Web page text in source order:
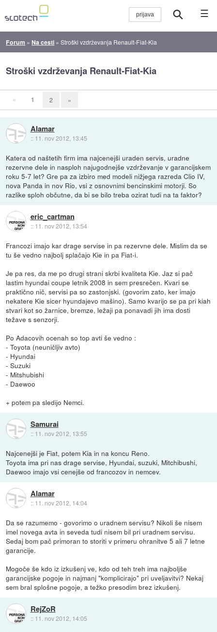
☰
Forum » Na cesti »Stroški vzdrževanja Renault-Fiat-Kia
Stroški vzdrževanja Renault-Fiat-Kia
« 1 2 »
Alamar
:: 11. nov 2012, 13:45
Katera od naštetih firm ima najcenejši uraden servis, uradne
rezervne dele in nasploh najugodnejše vzdrževanje v garancijskem
roku 5-7 let? Gre pa za izbiro med modeli nižjega razreda Clio IV,
nova Panda in nov Rio, vsi z osnovnimi bencinskimi motorji. So
razlike sploh občutne, da bi se bilo treba ozirat tudi na ta faktor?
eric_cartman
:: 11. nov 2012, 13:54
Francozi imajo kar drage servise in pa rezervne dele. Mislim da se
tu še vedno najbolj splačajo Kie in pa Fiat-i.
Je pa res, da me po drugi strani skrbi kvaliteta Kie. Jaz si pač
lastim hyundai coupe letnik 2008 in sem presrečen. Kvari se
praktično nič, servisi pa so zastonjski. (govorim zato, ker imajo
nekatere Kie sicer hyundajevo mašino). Samo kvarijo se pa pri kiah
stvari kot so žarnice, bremze, ležaji pa ponavadi jih ima dosti
težave s senzorji.
Po Adacovih ocenah so top avti še vedno :
- Toyota (neuničljiv avto)
- Hyundai
- Suzuki
- Mitshubishi
- Daewoo
+ potem pa sledijo Nemci.
Samurai
:: 11. nov 2012, 13:55
Najcenejši je Fiat, potem Kia in na koncu Reno.
Toyota ima pri nas drage servise, Hyundai, suzuki, Mitchibushi,
Daewoo imajo vsi cenejše od francozov in nemcev.
Alamar
:: 11. nov 2012, 14:04
Da se razumemo - govorimo o uradnem servisu? Nikoli še nisem
imel novega avta in seveda tudi nisem bil pri uradnem servisu.
Sedaj bom pač primoran to storiti v primeru ohranitve 5 ali 7 letne
garancije.
Mogoče še kdo iz izkušenj ve, kdo od teh treh ima najboljše
garancijske pogoje in najmanj "komplicirajo" pri uveljavitvi? Nekaj
sem bral splošne pogoje, a težko presodim brez izkušenj.
RejZoR
:: 11. nov 2012, 14:05